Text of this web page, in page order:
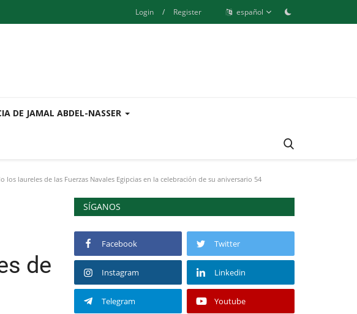
Login / Register español
DE JAMAL ABDEL-NASSER
laureles de las Fuerzas Navales Egipcias en la celebración de su aniversario 54
de
SÍGANOS
Facebook Twitter
Instagram Linkedin
Telegram Youtube